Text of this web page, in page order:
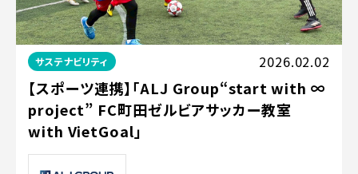
サステナビリティ 2026.02.02
【スポーツ連携】「ALJ Group“start with ∞
project” FC町田ゼルビアサッカー教室
with VietGoal」